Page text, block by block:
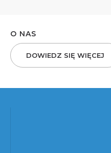
O NAS
DOWIEDZ SIĘ WIĘCEJ